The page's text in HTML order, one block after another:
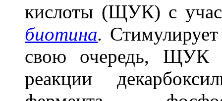
кислоты (ЩУК) с
биотина.
свою очередь, ЩУК
реакции